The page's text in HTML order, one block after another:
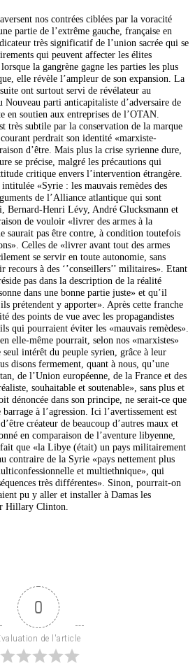
nos contrées ciblées par la voracité
partie de l’extrême gauche, française en
très significatif de l’union sacrée qui se
qui peuvent affecter les élites
la gangrène gagne les parties les plus
elle révèle l’ampleur de son expansion. La
ont surtout servi de révélateur au
Nouveau parti anticapitaliste d’adversaire de
soutien aux entreprises de l’OTAN.
très subtile par la conservation de la marque
perdrait son identité «marxiste-
d’être. Mais plus la crise syrienne dure,
se précise, malgré les précautions qui
critique envers l’intervention étrangère.
«Syrie : les mauvais remèdes des
de l’Alliance atlantique qui sont
Bernard-Henri Lévy, André Glucksmann et
de vouloir «livrer des armes à la
saurait pas être contre, à condition toutefois
Celles de «livrer avant tout des armes
se servir en toute autonomie, sans
recours à des ‘’conseillers’’ militaires». Etant
pas dans la description de la réalité
dans une bonne partie juste» et qu’il
prétendent y apporter». Après cette franche
des points de vue avec les propagandistes
qui pourraient éviter les «mauvais remèdes».
elle-même pourrait, selon nos «marxistes»
seul intérêt du peuple syrien, grâce à leur
disons fermement, quant à nous, qu’une
de l’Union européenne, de la France et des
souhaitable et soutenable», sans plus et
dénoncée dans son principe, ne serait-ce que
à l’agression. Ici l’avertissement est
créateur de beaucoup d’autres maux et
en comparaison de l’aventure libyenne,
que «la Libye (était) un pays militairement
contraire de la Syrie «pays nettement plus
et multiethnique», qui
très différentes». Sinon, pourrait-on
pu y aller et installer à Damas les
Hillary Clinton.
0
de l'article